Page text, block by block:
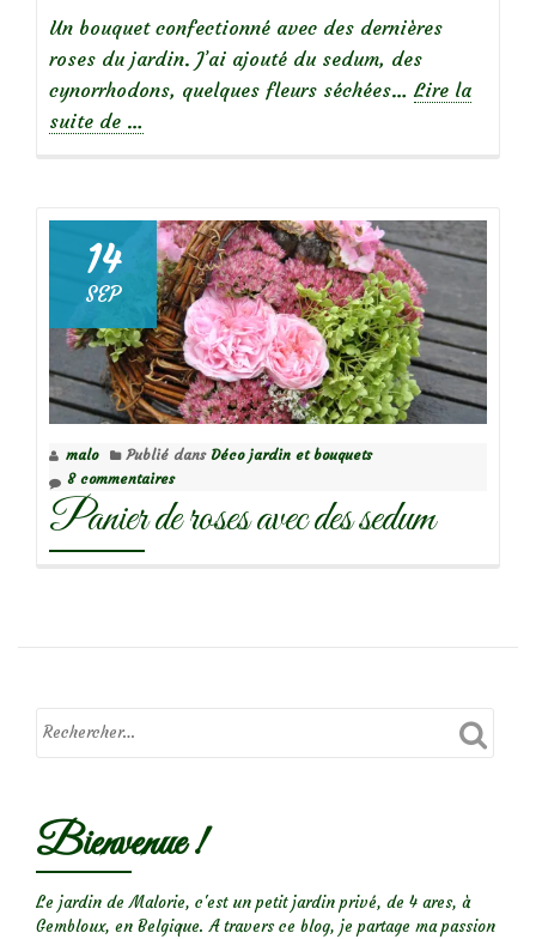
Un bouquet confectionné avec des dernières
roses du jardin. J’ai ajouté du sedum, des
cynorrhodons, quelques fleurs séchées… Lire la
suite de
Bouquet
roses
du
jardin
…
14
SEP
malo Publié dans Déco jardin et bouquets
8 commentaires
Panier de roses avec des sedum
Bienvenue !
Le jardin de Malorie, c'est un petit jardin privé, de 4 ares, à
Gembloux, en Belgique. A travers ce blog, je partage ma passion